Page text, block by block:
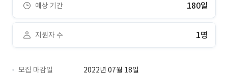
예상 기간 180일
지원자 수 1명
모집 마감일
2022년 07월 18일